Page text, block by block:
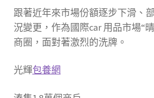
跟著近年來市場份額逐步下滑、
況變更，作為國際car 用品市場“
商圈，面對著激烈的洗牌。
光輝包養網